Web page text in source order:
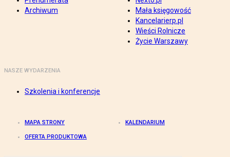
Archiwum
Mała księgowość
Kancelarierp.pl
Wieści Rolnicze
Życie Warszawy
NASZE WYDARZENIA
Szkolenia i konferencje
MAPA STRONY KALENDARIUM
OFERTA PRODUKTOWA